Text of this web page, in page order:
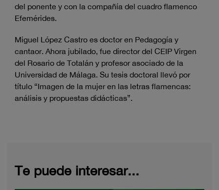
del ponente y con la compañía del cuadro flamenco
Efemérides.
Miguel López Castro es doctor en Pedagogía y
cantaor. Ahora jubilado, fue director del CEIP Virgen
del Rosario de Totalán y profesor asociado de la
Universidad de Málaga. Su tesis doctoral llevó por
título “Imagen de la mujer en las letras flamencas:
análisis y propuestas didácticas”.
Te puede interesar...